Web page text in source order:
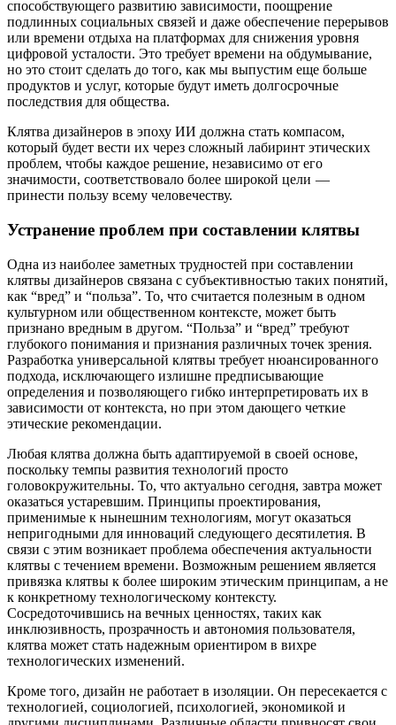
способствующего развитию зависимости, поощрение
подлинных социальных связей и даже обеспечение перерывов
или времени отдыха на платформах для снижения уровня
цифровой усталости. Это требует времени на обдумывание,
но это стоит сделать до того, как мы выпустим еще больше
продуктов и услуг, которые будут иметь долгосрочные
последствия для общества.
Клятва дизайнеров в эпоху ИИ должна стать компасом,
который будет вести их через сложный лабиринт этических
проблем, чтобы каждое решение, независимо от его
значимости, соответствовало более широкой цели —
принести пользу всему человечеству.
Устранение проблем при составлении клятвы
Одна из наиболее заметных трудностей при составлении
клятвы дизайнеров связана с субъективностью таких понятий,
как “вред” и “польза”. То, что считается полезным в одном
культурном или общественном контексте, может быть
признано вредным в другом. “Польза” и “вред” требуют
глубокого понимания и признания различных точек зрения.
Разработка универсальной клятвы требует нюансированного
подхода, исключающего излишне предписывающие
определения и позволяющего гибко интерпретировать их в
зависимости от контекста, но при этом дающего четкие
этические рекомендации.
Любая клятва должна быть адаптируемой в своей основе,
поскольку темпы развития технологий просто
головокружительны. То, что актуально сегодня, завтра может
оказаться устаревшим. Принципы проектирования,
применимые к нынешним технологиям, могут оказаться
непригодными для инноваций следующего десятилетия. В
связи с этим возникает проблема обеспечения актуальности
клятвы с течением времени. Возможным решением является
привязка клятвы к более широким этическим принципам, а не
к конкретному технологическому контексту.
Сосредоточившись на вечных ценностях, таких как
инклюзивность, прозрачность и автономия пользователя,
клятва может стать надежным ориентиром в вихре
технологических изменений.
Кроме того, дизайн не работает в изоляции. Он пересекается с
технологией, социологией, психологией, экономикой и